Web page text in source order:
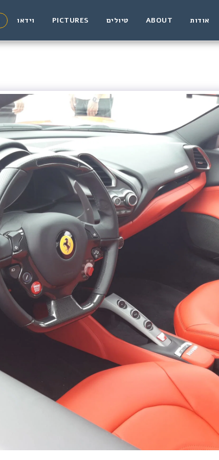
אודות ABOUT טיולים PICTURES וידאו